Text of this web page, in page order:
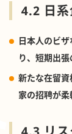
4.2 日
日本人のビ
り、短期出張
新たな在留
家の招聘が柔